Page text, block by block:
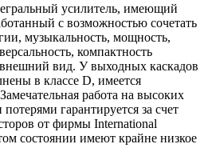
усилитель, имеющий
с возможностью сочетать
музыкальность, мощность,
компактность
вид. У выходных каскадов
в классе D, имеется
работа на высоких
гарантируется за счет
от фирмы International
состоянии имеют крайне низкое